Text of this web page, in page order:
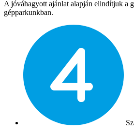
A jóváhagyott ajánlat alapján elindítjuk a
gépparkunkban.